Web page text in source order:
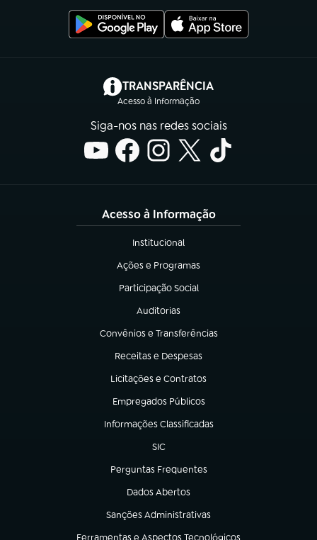
TRANSPARÊNCIA
Acesso à Informação
(abre em nova aba)
Siga-nos nas redes sociais
Acesso à Informação
Institucional
(abre em nova aba)
Ações e Programas
(abre em nova aba)
Participação Social
(abre em nova aba)
Auditorias
(abre em nova aba)
Convênios e Transferências
(abre em nova aba)
Receitas e Despesas
(abre em nova aba)
Licitações e Contratos
(abre em nova aba)
Empregados Públicos
(abre em nova aba)
Informações Classificadas
(abre em nova aba)
SIC
(abre em nova aba)
Perguntas Frequentes
(abre em nova aba)
Dados Abertos
(abre em nova aba)
Sanções Administrativas
(abre em nova aba)